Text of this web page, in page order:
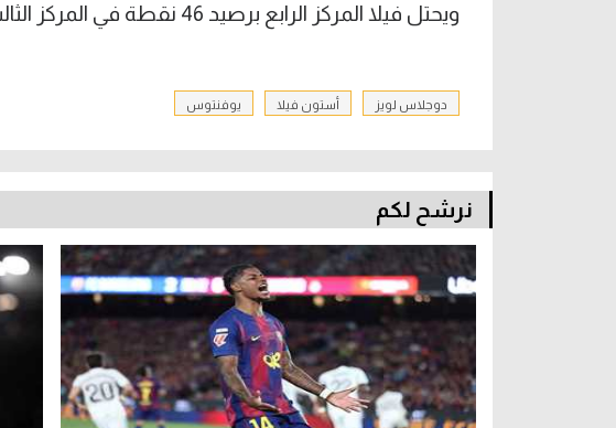
ويحتل فيلا المركز الرابع برصيد 46 نقطة في المركز الثالث بفارق 4 نقاط عن أرسنال المتصدر.
دوجلاس لويز أستون فيلا يوفنتوس
نرشح لكم